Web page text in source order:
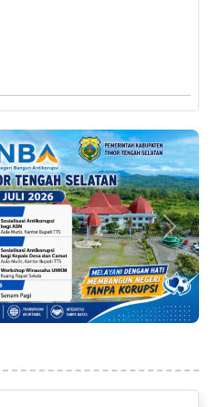
Next